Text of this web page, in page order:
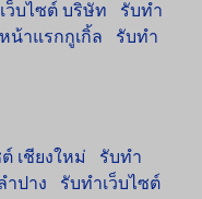
ว็บไซต์ บริษัท
รับทำ
น้าแรกกูเกิ้ล
รับทำ
เชียงใหม่
รับทำ
ำปาง
รับทำเว็บไซต์